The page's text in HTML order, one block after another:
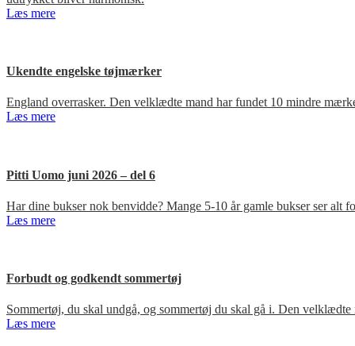
Læs mere
Ukendte engelske tøjmærker
England overrasker. Den velklædte mand har fundet 10 mindre
Læs mere
Pitti Uomo juni 2026 – del 6
Har dine bukser nok benvidde? Mange 5-10 år gamle bukser ser alt
Læs mere
Forbudt og godkendt sommertøj
Sommertøj, du skal undgå, og sommertøj du skal gå i. Den
Læs mere